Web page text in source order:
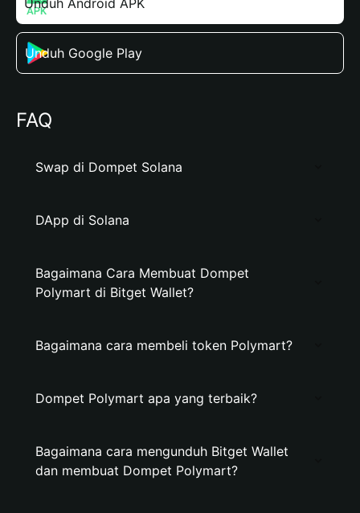
Unduh Android APK
Unduh Google Play
FAQ
Swap di Dompet Solana
DApp di Solana
Bagaimana Cara Membuat Dompet
Polymart di Bitget Wallet?
Bagaimana cara membeli token Polymart?
Dompet Polymart apa yang terbaik?
Bagaimana cara mengunduh Bitget Wallet
dan membuat Dompet Polymart?